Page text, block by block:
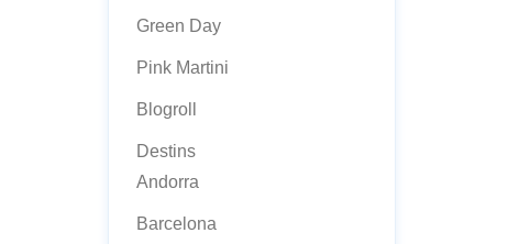
Green Day
Pink Martini
Blogroll
Destins
Andorra
Barcelona